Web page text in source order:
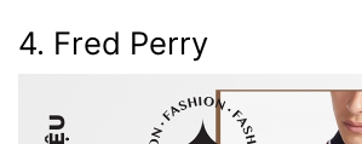
4. Fred Perry